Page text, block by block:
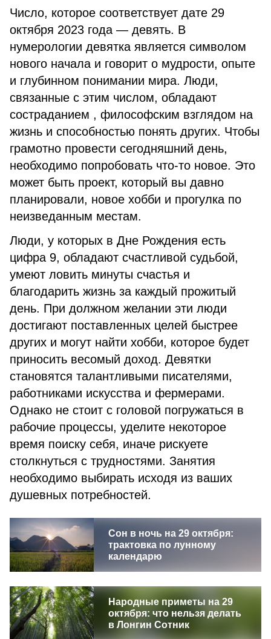
Число, которое соответствует дате 29
октября 2023 года — девять. В
нумерологии девятка является символом
нового начала и говорит о мудрости, опыте
и глубинном понимании мира. Люди,
связанные с этим числом, обладают
состраданием , философским взглядом на
жизнь и способностью понять других. Чтобы
грамотно провести сегодняшний день,
необходимо попробовать что-то новое. Это
может быть проект, который вы давно
планировали, новое хобби и прогулка по
неизведанным местам.
Люди, у которых в Дне Рождения есть
цифра 9, обладают счастливой судьбой,
умеют ловить минуты счастья и
благодарить жизнь за каждый прожитый
день. При должном желании эти люди
достигают поставленных целей быстрее
других и могут найти хобби, которое будет
приносить весомый доход. Девятки
становятся талантливыми писателями,
работниками искусства и фермерами.
Однако не стоит с головой погружаться в
рабочие процессы, уделите некоторое
время поиску себя, иначе рискуете
столкнуться с трудностями. Занятия
необходимо выбирать исходя из ваших
душевных потребностей.
Сон в ночь на 29 октября:
трактовка по лунному
календарю
Народные приметы на 29
октября: что нельзя делать
в Лонгин Сотник